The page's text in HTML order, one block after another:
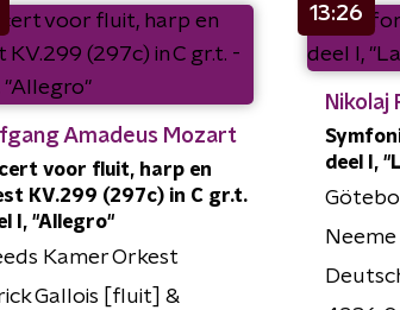
Amadeus Mozart
voor fluit, harp en
KV.299 (297c) in C gr.t.
I, "Allegro"
Kamer Orkest
Gallois [fluit] &
13:26
Nikolaj
deel I,